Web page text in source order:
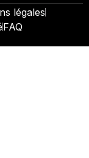
légales
FAQ